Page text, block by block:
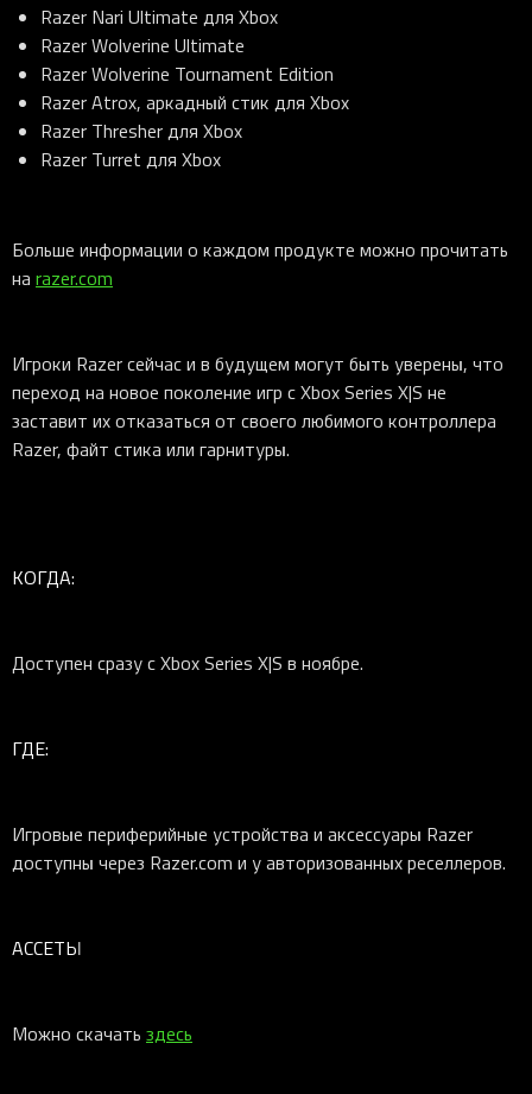
Razer Nari Ultimate для Xbox
Razer Wolverine Ultimate
Razer Wolverine Tournament Edition
Razer Atrox, аркадный стик для Xbox
Razer Thresher для Xbox
Razer Turret для Xbox
Больше информации о каждом продукте можно прочитать
на razer.com
Игроки Razer сейчас и в будущем могут быть уверены, что
переход на новое поколение игр с Xbox Series X|S не
заставит их отказаться от своего любимого контроллера
Razer, файт стика или гарнитуры.
КОГДА:
Доступен сразу с Xbox Series X|S в ноябре.
ГДЕ:
Игровые периферийные устройства и аксессуары Razer
доступны через Razer.com и у авторизованных реселлеров.
АССЕТЫ
Можно скачать здесь